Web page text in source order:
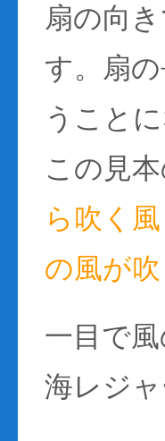
扇の向
す。扇
うこと
この見
ら吹く
の風が
一目で
海レジ